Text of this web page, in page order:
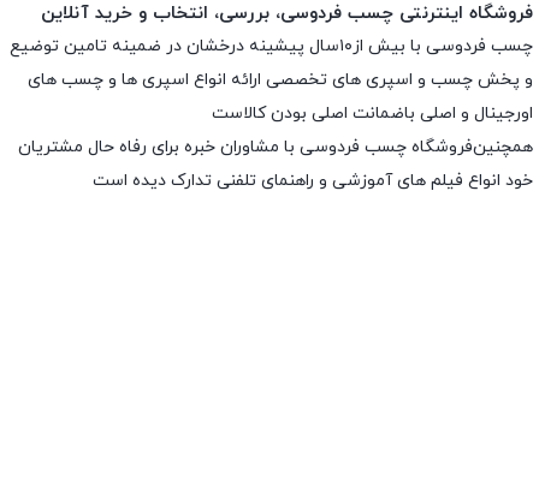
فروشگاه اینترنتی چسب فردوسی، بررسی، انتخاب و خرید آنلاین
چسب فردوسی با بیش از۱۰سال پیشینه درخشان در ضمینه تامین توضیع
و پخش چسب و اسپری های تخصصی ارائه انواع اسپری ها و چسب های
اورجینال و اصلی باضمانت اصلی بودن کالاست
همچنین‌فروشگاه چسب فردوسی با مشاوران خبره برای رفاه حال مشتریان
خود انواع فیلم های آموزشی و راهنمای تلفنی تدارک دیده است